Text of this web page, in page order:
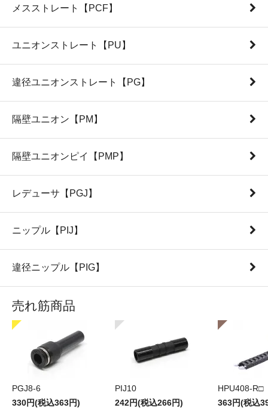
メスストレート【PCF】
ユニオンストレート【PU】
違径ユニオンストレート【PG】
隔壁ユニオン【PM】
隔壁ユニオンピイ【PMP】
レデューサ【PGJ】
ニップル【PIJ】
違径ニップル【PIG】
売れ筋商品
PGJ8-6
330円(税込363円)
PIJ10
242円(税込266円)
HPU408-R□
363円(税込